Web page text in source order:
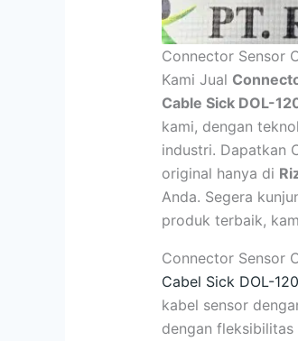
Connector Sensor
Kami Jual
Cable Sick DOL-
kami, dengan
industri. Dapatkan
original hanya di
Anda. Segera
produk terbaik,
Connector Sensor
Cabel Sick DOL-
kabel sensor
dengan